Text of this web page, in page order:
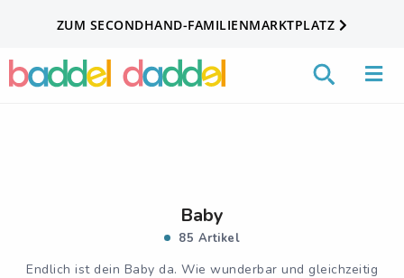
ZUM SECONDHAND-FAMILIENMARKTPLATZ
Baby
85 Artikel
Endlich ist dein Baby da. Wie wunderbar und gleichzeitig